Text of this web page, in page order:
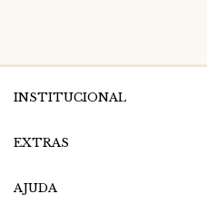
INSTITUCIONAL
EXTRAS
AJUDA